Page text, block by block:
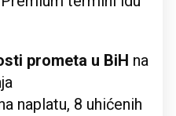
prometa u BiH na
naplatu, 8 uhićenih